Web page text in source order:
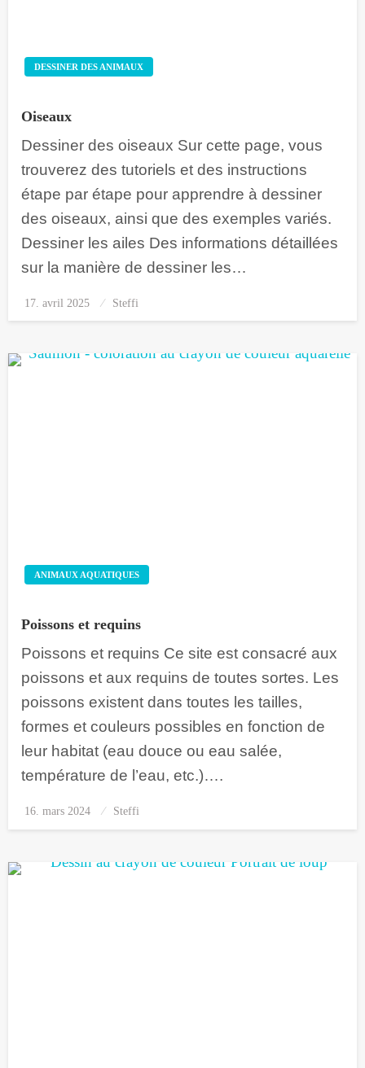
DESSINER DES ANIMAUX
Oiseaux
Dessiner des oiseaux Sur cette page, vous
trouverez des tutoriels et des instructions
étape par étape pour apprendre à dessiner
des oiseaux, ainsi que des exemples variés.
Dessiner les ailes Des informations détaillées
sur la manière de dessiner les…
Posted
on
17. avril 2025 Steffi
ANIMAUX AQUATIQUES
Poissons et requins
Poissons et requins Ce site est consacré aux
poissons et aux requins de toutes sortes. Les
poissons existent dans toutes les tailles,
formes et couleurs possibles en fonction de
leur habitat (eau douce ou eau salée,
température de l’eau, etc.)….
Posted
on
16. mars 2024 Steffi